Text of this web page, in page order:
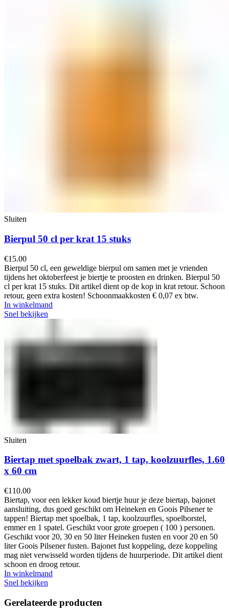
Sluiten
Bierpul 50 cl per krat 15 stuks
€15.00
Bierpul 50 cl, een geweldige bierpul om samen met je vrienden
tijdens het oktoberfeest je biertje te proosten en drinken. Bierpul 50
cl per krat 15 stuks. Dit artikel dient op de kop in krat retour. Schoon
retour, geen extra kosten! Schoonmaakkosten € 0,07 ex btw.
In winkelmand
Snel bekijken
Sluiten
Biertap met spoelbak zwart, 1 tap, koolzuurfles, 1.60
x 60 cm
€110.00
Biertap, voor een lekker koud biertje huur je deze biertap, bajonet
aansluiting, dus goed geschikt om Heineken en Goois Pilsener te
tappen! Biertap met spoelbak, 1 tap, koolzuurfles, spoelborstel,
emmer en 1 spatel. Geschikt voor grote groepen ( 100 ) personen.
Geschikt voor 20, 30 en 50 liter Heineken fusten en voor 20 en 50
liter Goois Pilsener fusten. Bajonet fust koppeling, deze koppeling
mag niet verwisseld worden tijdens de huurperiode. Dit artikel dient
schoon en droog retour.
In winkelmand
Snel bekijken
Gerelateerde producten